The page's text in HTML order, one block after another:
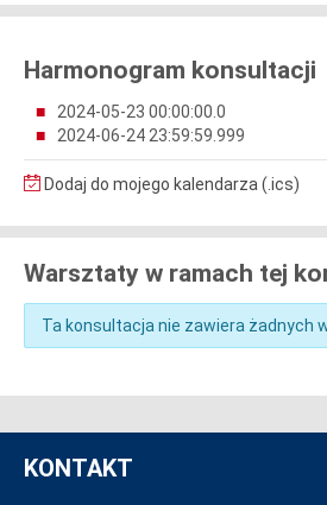
Harmonogram konsultacji
2024-05-23 00:00:00.0
2024-06-24 23:59:59.999
Dodaj do mojego kalendarza (.ics)
Warsztaty w ramach tej
Ta konsultacja nie zawiera żadnych
KONTAKT